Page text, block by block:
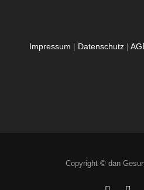
Impressum | Datenschutz |
Copyright © dan